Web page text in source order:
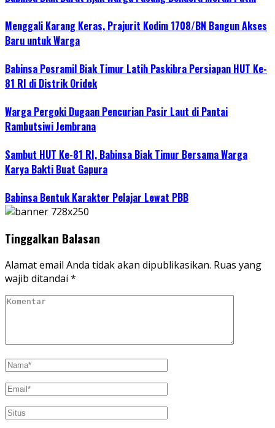
Menggali Karang Keras, Prajurit Kodim 1708/BN Bangun Akses
Baru untuk Warga
Babinsa Posramil Biak Timur Latih Paskibra Persiapan HUT Ke-
81 RI di Distrik Oridek
Warga Pergoki Dugaan Pencurian Pasir Laut di Pantai
Rambutsiwi Jembrana
Sambut HUT Ke-81 RI, Babinsa Biak Timur Bersama Warga
Karya Bakti Buat Gapura
Babinsa Bentuk Karakter Pelajar Lewat PBB
Tinggalkan Balasan
Alamat email Anda tidak akan dipublikasikan. Ruas yang
wajib ditandai *